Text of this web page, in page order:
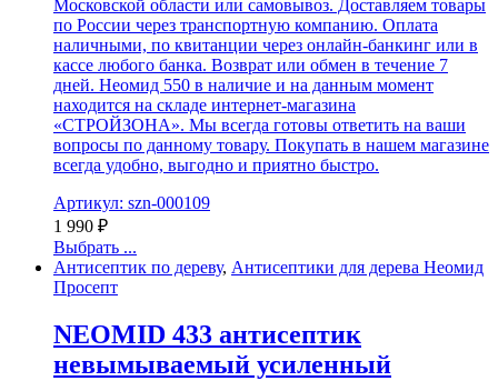
Московской области или самовывоз. Доставляем товары
по России через транспортную компанию. Оплата
наличными, по квитанции через онлайн-банкинг или в
кассе любого банка. Возврат или обмен в течение 7
дней. Неомид 550 в наличие и на данным момент
находится на складе интернет-магазина
«СТРОЙЗОНА». Мы всегда готовы ответить на ваши
вопросы по данному товару. Покупать в нашем магазине
всегда удобно, выгодно и приятно быстро.
Артикул: szn-000109
1 990 ₽
Выбрать ...
Антисептик по дереву, Антисептики для дерева Неомид
Просепт
NEOMID 433 антисептик
невымываемый усиленный